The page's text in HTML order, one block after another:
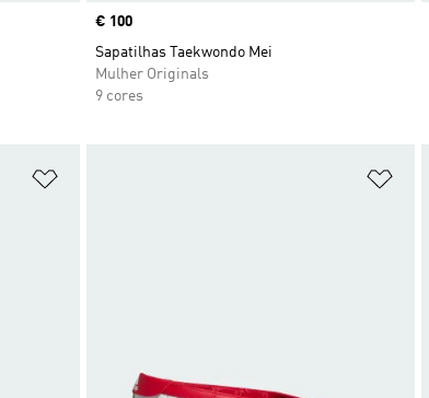
Price
€ 100
Sapatilhas Taekwondo Mei
Mulher Originals
9 cores